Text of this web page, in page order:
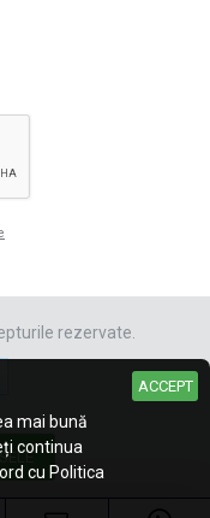
rezervate.
ACCEPT
mai bună
continua
cu Politica